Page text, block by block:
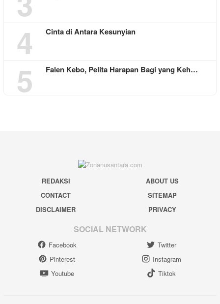
4 Cinta di Antara Kesunyian
5 Falen Kebo, Pelita Harapan Bagi yang Keh…
REDAKSI
ABOUT US
CONTACT
SITEMAP
DISCLAIMER
PRIVACY
SOCIAL NETWORK
Facebook
Twitter
Pinterest
Instagram
Youtube
Tiktok